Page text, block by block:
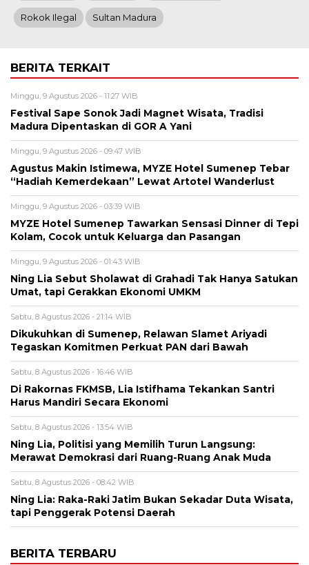
Rokok Ilegal Sultan Madura
BERITA TERKAIT
Minggu, 9 Agustus 2026 - 11:27 WIB
Festival Sape Sonok Jadi Magnet Wisata, Tradisi
Madura Dipentaskan di GOR A Yani
Minggu, 9 Agustus 2026 - 09:47 WIB
Agustus Makin Istimewa, MYZE Hotel Sumenep Tebar
“Hadiah Kemerdekaan” Lewat Artotel Wanderlust
Minggu, 9 Agustus 2026 - 03:39 WIB
MYZE Hotel Sumenep Tawarkan Sensasi Dinner di Tepi
Kolam, Cocok untuk Keluarga dan Pasangan
Minggu, 9 Agustus 2026 - 01:43 WIB
Ning Lia Sebut Sholawat di Grahadi Tak Hanya Satukan
Umat, tapi Gerakkan Ekonomi UMKM
Sabtu, 8 Agustus 2026 - 21:14 WIB
Dikukuhkan di Sumenep, Relawan Slamet Ariyadi
Tegaskan Komitmen Perkuat PAN dari Bawah
Sabtu, 8 Agustus 2026 - 16:46 WIB
Di Rakornas FKMSB, Lia Istifhama Tekankan Santri
Harus Mandiri Secara Ekonomi
Sabtu, 8 Agustus 2026 - 13:54 WIB
Ning Lia, Politisi yang Memilih Turun Langsung:
Merawat Demokrasi dari Ruang-Ruang Anak Muda
Sabtu, 8 Agustus 2026 - 08:42 WIB
Ning Lia: Raka-Raki Jatim Bukan Sekadar Duta Wisata,
tapi Penggerak Potensi Daerah
BERITA TERBARU